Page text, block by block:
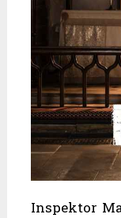
Inspektor